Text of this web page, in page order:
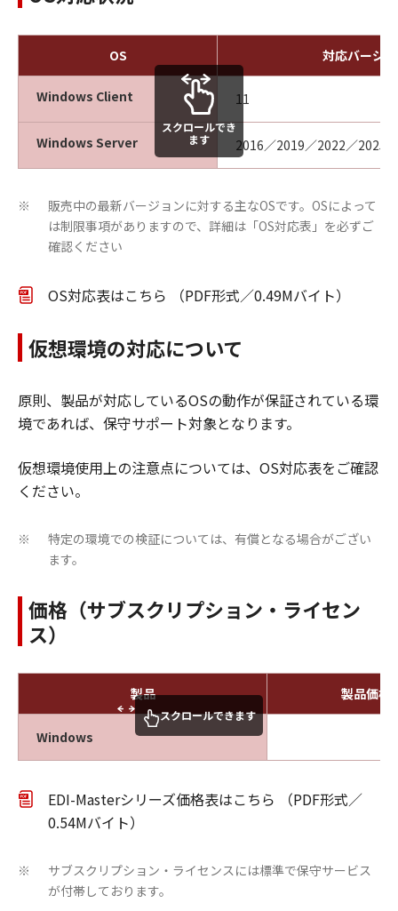
OS 対応バージ
Windows Client 11
Windows Server 2016／2019／2022／2025
スクロールでき
ます
※
販売中の最新バージョンに対する主なOSです。OSによって
は制限事項がありますので、詳細は「OS対応表」を必ずご
確認ください
OS対応表はこちら （PDF形式／0.49Mバイト）
仮想環境の対応について
原則、製品が対応しているOSの動作が保証されている環
境であれば、保守サポート対象となります。
仮想環境使用上の注意点については、OS対応表をご確認
ください。
※
特定の環境での検証については、有償となる場合がござい
ます。
価格（サブスクリプション・ライセン
ス）
製品 製品価格
Windows
スクロールできます
EDI-Masterシリーズ価格表はこちら （PDF形式／
0.54Mバイト）
※
サブスクリプション・ライセンスには標準で保守サービス
が付帯しております。